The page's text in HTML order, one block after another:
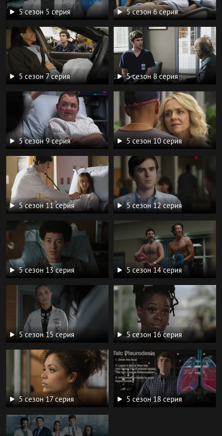
5 сезон 5 серия 5 сезон 6 серия
5 сезон 7 серия 5 сезон 8 серия
5 сезон 9 серия 5 сезон 10 серия
5 сезон 11 серия 5 сезон 12 серия
5 сезон 13 серия 5 сезон 14 серия
5 сезон 15 серия 5 сезон 16 серия
5 сезон 17 серия 5 сезон 18 серия